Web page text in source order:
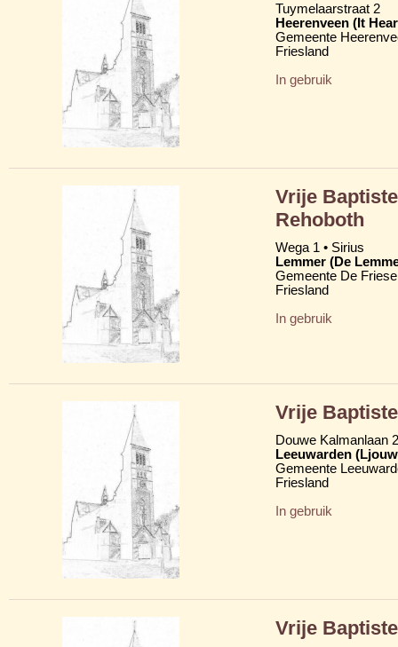
Tuymelaarstraat 2
Heerenveen (It
Gemeente
Friesland
In gebruik
Vrije
Rehoboth
Wega 1 • Sirius
Lemmer (De
Gemeente De
Friesland
In gebruik
Vrije
Douwe Kalmanlaan 2
Leeuwarden
Gemeente
Friesland
In gebruik
Vrije